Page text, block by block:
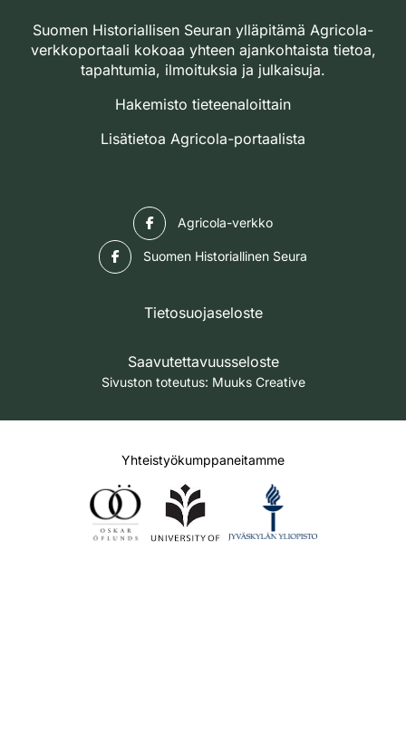
Suomen Historiallisen Seuran ylläpitämä Agricola-
verkkoportaali kokoaa yhteen ajankohtaista tietoa,
tapahtumia, ilmoituksia ja julkaisuja.
Hakemisto tieteenaloittain
Lisätietoa Agricola-portaalista
Agricola-verkko
Suomen Historiallinen Seura
Tietosuojaseloste
Saavutettavuusseloste
Sivuston toteutus: Muuks Creative
Yhteistyökumppaneitamme